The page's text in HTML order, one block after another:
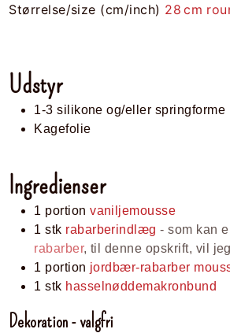
Størrelse/size (cm/inch) 28 cm
Udstyr
1-3 silikone og/eller springforme
Kagefolie
Ingredienser
1 portion vaniljemousse
1 stk rabarberindlæg - som kan
rabarber, til denne opskrift, vil
1 portion jordbær-rabarber
1 stk hasselnøddemakronbund
Dekoration - valgfri